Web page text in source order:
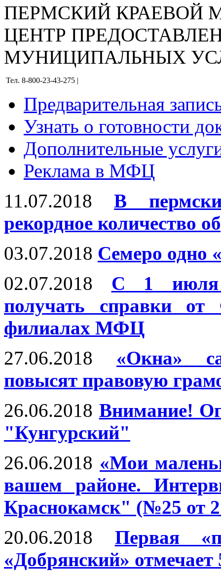
ПЕРМСКИЙ КРАЕВОЙ
ЦЕНТР
МУНИЦИПАЛЬНЫХ
Тел. 8-800-23-43-275 |
Предварительная
Узнать о готовности
Дополнительные
Реклама в МФЦ
11.07.2018
В
рекордное количество
03.07.2018 Семеро одно
02.07.2018
С 1 июля
получать справки
филиалах МФЦ
27.06.2018
«Окна»
повысят правовую
26.06.2018 Внимание!
"Кунгурский"
26.06.2018 «Мои
вашем районе.
Краснокамск" (№25 от
20.06.2018
Первая
«Добрянский»